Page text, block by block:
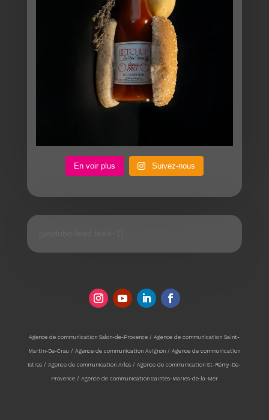
En voir plus Suivez-nous
Agence de communication Salon-de-Provence / Agence de communication Saint-
Martin-De-Crau / Agence de communication Avignon / Agence de communication
Istres / Agence de communication Arles / Agence de communication St-Rémy-De-
Provence / Agence de communication Saintes-Maries-de-la-Mer